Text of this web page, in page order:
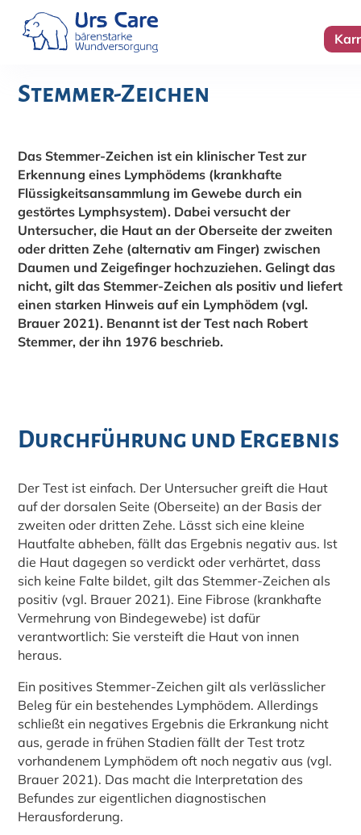
Stemmer-Zeichen
Das Stemmer-Zeichen ist ein klinischer Test zur
Erkennung eines Lymphödems (krankhafte
Flüssigkeitsansammlung im Gewebe durch ein
gestörtes Lymphsystem). Dabei versucht der
Untersucher, die Haut an der Oberseite der zweiten
oder dritten Zehe (alternativ am Finger) zwischen
Daumen und Zeigefinger hochzuziehen. Gelingt das
nicht, gilt das Stemmer-Zeichen als positiv und liefert
einen starken Hinweis auf ein Lymphödem (vgl.
Brauer 2021). Benannt ist der Test nach Robert
Stemmer, der ihn 1976 beschrieb.
Durchführung und Ergebnis
Der Test ist einfach. Der Untersucher greift die Haut
auf der dorsalen Seite (Oberseite) an der Basis der
zweiten oder dritten Zehe. Lässt sich eine kleine
Hautfalte abheben, fällt das Ergebnis negativ aus. Ist
die Haut dagegen so verdickt oder verhärtet, dass
sich keine Falte bildet, gilt das Stemmer-Zeichen als
positiv (vgl. Brauer 2021). Eine Fibrose (krankhafte
Vermehrung von Bindegewebe) ist dafür
verantwortlich: Sie versteift die Haut von innen
heraus.
Ein positives Stemmer-Zeichen gilt als verlässlicher
Beleg für ein bestehendes Lymphödem. Allerdings
schließt ein negatives Ergebnis die Erkrankung nicht
aus, gerade in frühen Stadien fällt der Test trotz
vorhandenem Lymphödem oft noch negativ aus (vgl.
Brauer 2021). Das macht die Interpretation des
Befundes zur eigentlichen diagnostischen
Herausforderung.